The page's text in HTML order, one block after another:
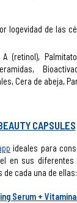
logevidad de las
A (retinol),
Cera de abeja,
CAPSULES
ideales para
en sus diferentes
cada una de ellas:
Serum + Vitamina